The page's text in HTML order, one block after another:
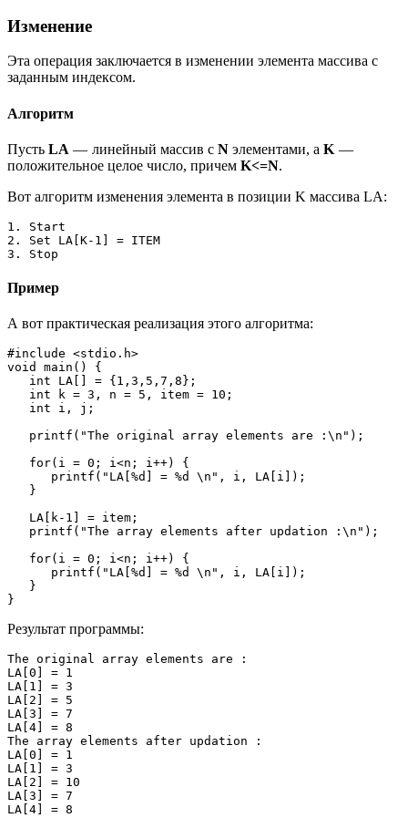
Изменение
Эта операция заключается в изменении элемента массива с
заданным индексом.
Алгоритм
Пусть LA — линейный массив с N элементами, а K —
положительное целое число, причем K<=N.
Вот алгоритм изменения элемента в позиции K массива LA:
1. Start
2. Set LA[K-1] = ITEM
3. Stop
Пример
А вот практическая реализация этого алгоритма:
#include <stdio.h>
void main() {
}
Результат программы:
The original array elements are :
LA[0] = 1
LA[1] = 3
LA[2] = 5
LA[3] = 7
LA[4] = 8
The array elements after updation :
LA[0] = 1
LA[1] = 3
LA[2] = 10
LA[3] = 7
LA[4] = 8